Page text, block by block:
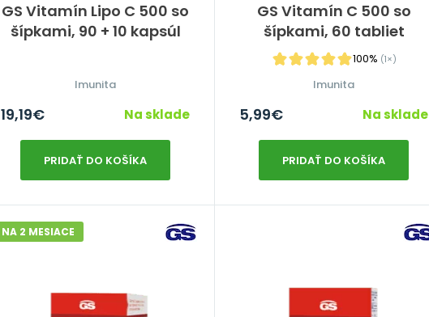
GS Vitamín Lipo C 500 so
šípkami, 90 + 10 kapsúl
Imunita
19,19€ Na sklade
PRIDAŤ DO KOŠÍKA
GS Vitamín C 500 so
šípkami, 60 tabliet
100% (1×)
Imunita
5,99€ Na sklade
PRIDAŤ DO KOŠÍKA
NA 2 MESIACE